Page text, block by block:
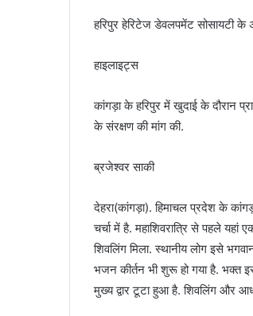
हरिपुर हेरिटेज डेवलपमेंट सोसायटी के
हाइलाइट्स
कांगड़ा के हरिपुर में खुदाई के दौरान
के संरक्षण की मांग की.
ब्रजेश्वर साकी
देहरा(कांगड़ा). हिमाचल प्रदेश के
चर्चा में है. महाशिवरात्रि से पहले
शिवलिंग मिला. स्थानीय लोग इसे
भजन कीर्तन भी शुरू हो गया है. भक्त
मुख्य द्वार टूटा हुआ है. शिवलिंग और